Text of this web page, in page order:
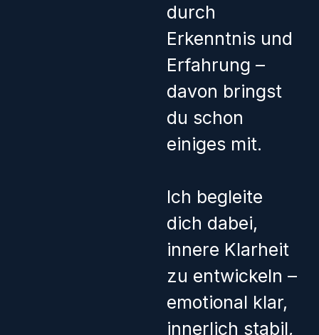
durch
Erkenntnis und
Erfahrung –
davon bringst
du schon
einiges mit.
Ich begleite
dich dabei,
innere Klarheit
zu entwickeln –
emotional klar,
innerlich stabil,